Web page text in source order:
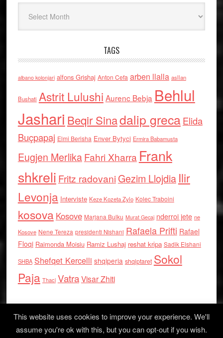
TAGS
albano kolonjari alfons Grishaj Anton Cefa arben llalla asllan
Bushati Astrit Lulushi Aurenc Bebja Behlul
Jashari Beqir Sinadalip grecaElida
Buçpapaj Elmi Berisha Enver Bytyci Ermira Babamusta
Eugjen MerlikaFahri Xharra Frank
shkreli Fritz radovaniGezim Llojdia Ilir
Levonja Interviste Keze Kozeta Zylo Kolec Traboini
kosova Kosove Marjana Bulku Murat Gecaj nderroi jete ne
Kosove Nene Tereza presidenti Nishani Rafaela Prifti Rafael
Floqi Raimonda Moisiu Ramiz Lushaj reshat kripa Sadik Elshani
SHBA Shefqet Kercelli shqiperia shqiptaret Sokol
Paja Thaci VatraVisar Zhiti
This website uses cookies to improve your experience. We'll
assume you're ok with this, but you can opt-out if you wish.